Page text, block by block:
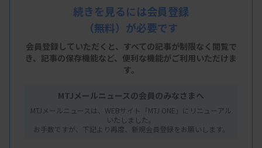
週から4211人減った。
都道府県別の定点当たり報告数は、秋田
（8.95）となった。
続きを見るには会員登録
（無料）が必要です
会員登録していただくと、すべての記事が制限なく閲覧で
き、 記事の保存機能など、便利な機能がご利用いただけま
す。
MTJメールニュースの会員のみなさまへ
MTJメールニュースは、WEBサイト「MTJ ONE」にリニューアル
いたしました。
お手数ですが、下記より再度、新規会員登録をお願いします。